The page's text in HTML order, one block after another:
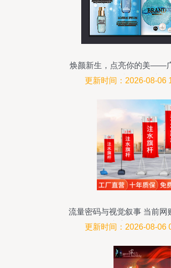
焕颜新生，点亮你的美——
与视觉构想
更新时间：2026-08-06
流量密码与视觉叙事 当前网
广告设计趋势解
更新时间：2026-08-06